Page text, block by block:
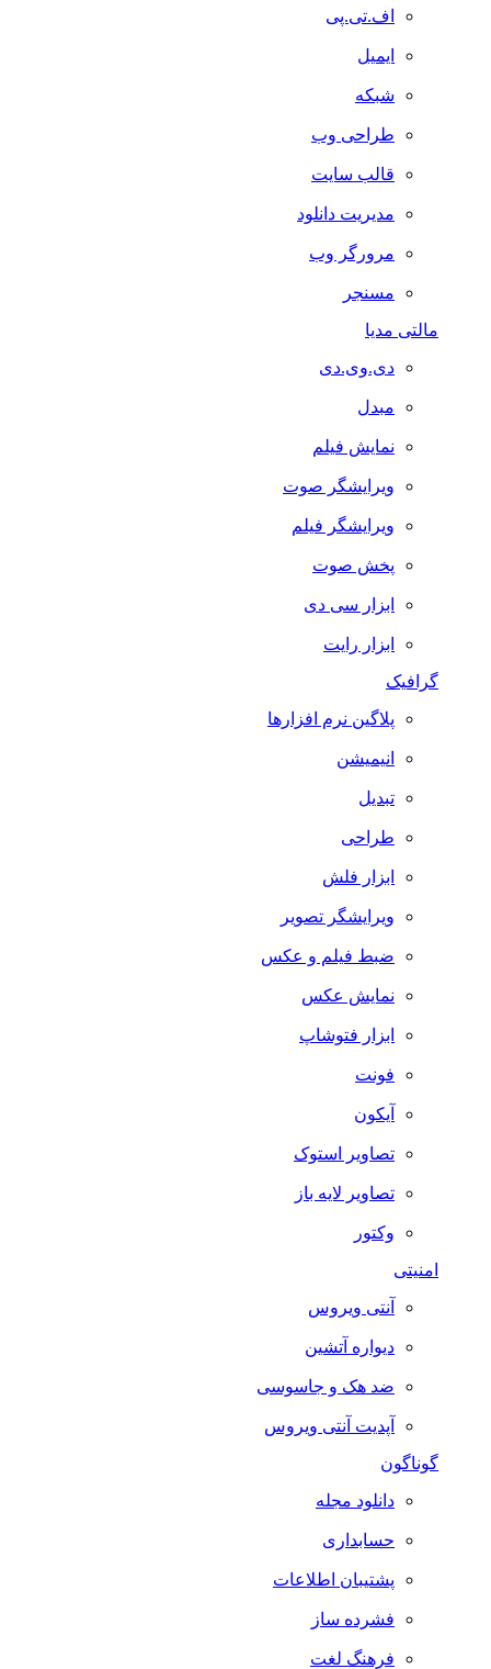
اف.تی.پی
ایمیل
شبکه
طراحی وب
قالب سایت
مدیریت دانلود
مرورگر وب
مسنجر
مالتی مدیا
دی.وی.دی
مبدل
نمایش فیلم
ویرایشگر صوت
ویرایشگر فیلم
پخش صوت
ابزار سی دی
ابزار رایت
گرافیک
پلاگین نرم افزارها
انیمیشن
تبدیل
طراحی
ابزار فلش
ویرایشگر تصویر
ضبط فيلم و عكس
نمایش عکس
ابزار فتوشاپ
فونت
آیکون
تصاویر استوک
تصاویر لایه باز
وکتور
آنتی ویروس
دیواره آتشین
ضد هک و جاسوسی
آپدیت آنتی ویروس
گوناگون
دانلود مجله
حسابداری
پشتیبان اطلاعات
فشرده ساز
فرهنگ لغت